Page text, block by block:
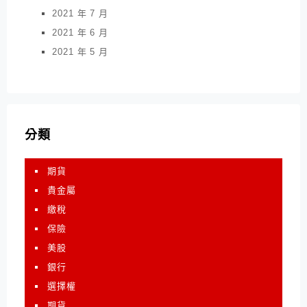
2021 年 7 月
2021 年 6 月
2021 年 5 月
分類
期貨
貴金屬
繳稅
保險
美股
銀行
選擇權